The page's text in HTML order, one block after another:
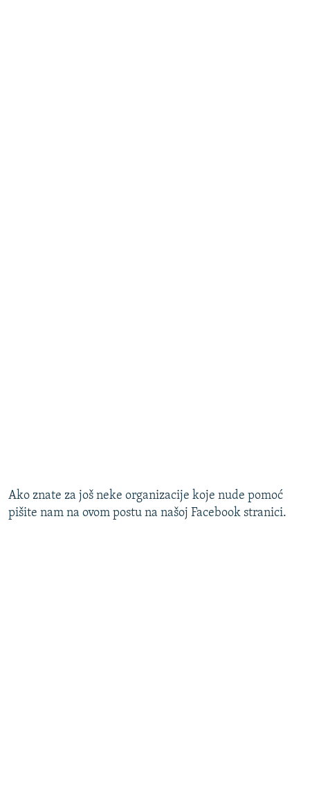
Ako znate za još neke organizacije koje nude pomoć
pišite nam na ovom postu na našoj Facebook stranici.